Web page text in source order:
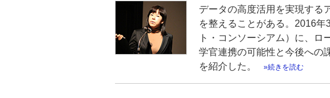
データの高度活用を実現する
を整えることがある。2016
ト・コンソーシアム）に、
学官連携の可能性と今後への
を紹介した。
続きを読む